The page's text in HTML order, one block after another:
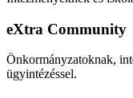
eXtra Community
Önkormányzatoknak,
ügyintézéssel.